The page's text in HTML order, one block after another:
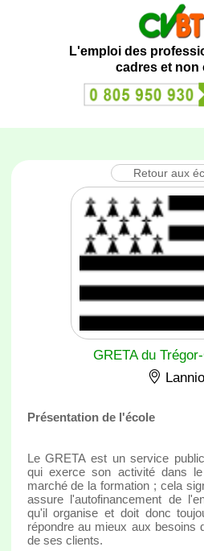
L'emploi des
cadres et non
Retour aux
GRETA du
Présentation de l'école
Le GRETA est un service
qui exerce son activité dans
marché de la formation ; cela
assure l'autofinancement de
qu'il organise et doit donc
répondre au mieux aux besoins
de ses clients.